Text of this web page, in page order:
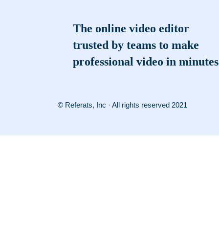
The online video editor
trusted by teams to make
professional video in minutes
© Referats, Inc · All rights reserved 2021